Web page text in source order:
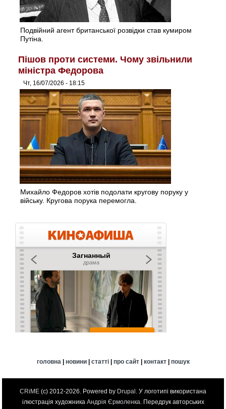
Подвійний агент британської розвідки став кумиром
Путіна.
Пішов проти системи. Чому звільнили
міністра Федорова
Чт, 16/07/2026 - 18:15
Михайло Федоров хотів подолати кругову поруку у
війську. Кругова порука перемогла.
головна | новини| статті| про сайт| контакт| пошук
CRiME (c) 2012-2026. Powered by Drupal . У логотипі використана
ілюстрація художника Андрія Єрмоленка . Передрук авторських